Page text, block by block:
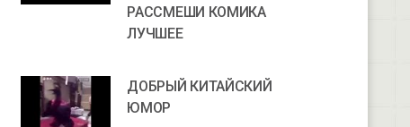
РАССМЕШИ КОМИКА
ЛУЧШЕЕ
ДОБРЫЙ КИТАЙСКИЙ
ЮМОР